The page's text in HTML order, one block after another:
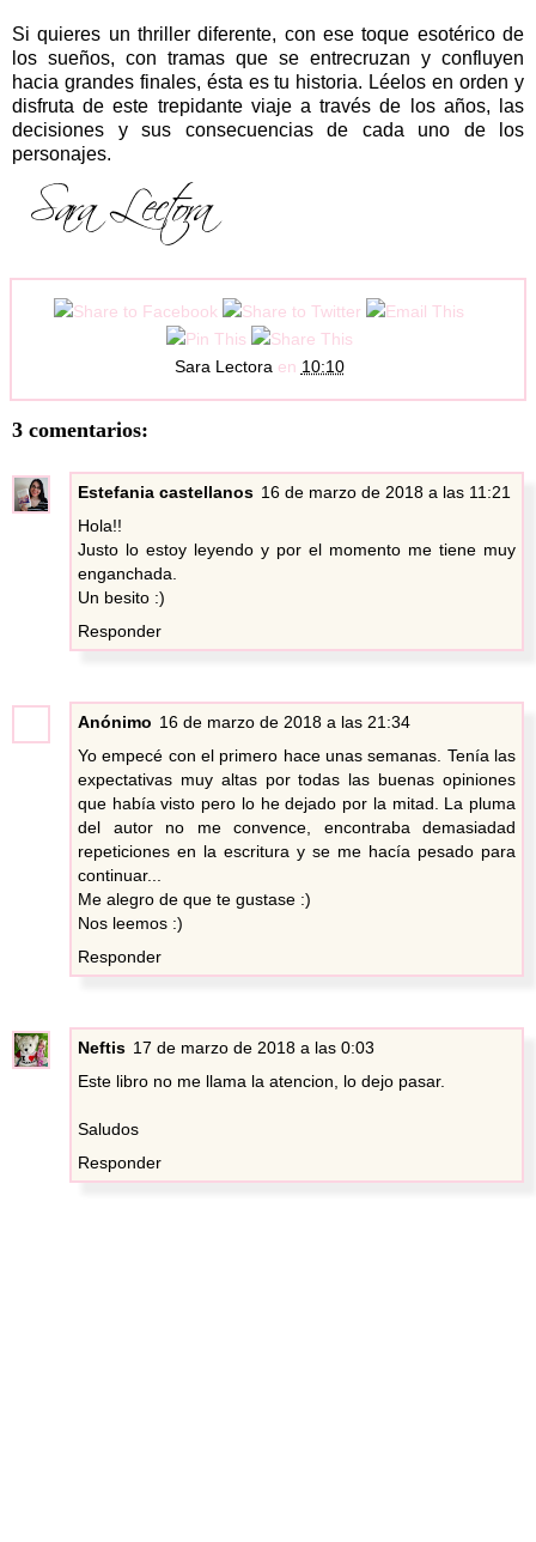
Si quieres un thriller diferente, con ese toque esotérico de
los sueños, con tramas que se entrecruzan y confluyen
hacia grandes finales, ésta es tu historia. Léelos en orden y
disfruta de este trepidante viaje a través de los años, las
decisiones y sus consecuencias de cada uno de los
personajes.
Sara Lectora en 10:10
3 comentarios:
Estefania castellanos 16 de marzo de 2018 a las 11:21
Hola!!
Justo lo estoy leyendo y por el momento me tiene muy
enganchada.
Un besito :)
Responder
Anónimo 16 de marzo de 2018 a las 21:34
Yo empecé con el primero hace unas semanas. Tenía las
expectativas muy altas por todas las buenas opiniones
que había visto pero lo he dejado por la mitad. La pluma
del autor no me convence, encontraba demasiadad
repeticiones en la escritura y se me hacía pesado para
continuar...
Me alegro de que te gustase :)
Nos leemos :)
Responder
Neftis 17 de marzo de 2018 a las 0:03
Este libro no me llama la atencion, lo dejo pasar.
Saludos
Responder